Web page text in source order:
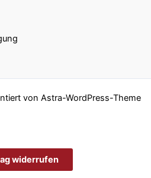
von Astra-WordPress-Theme
widerrufen